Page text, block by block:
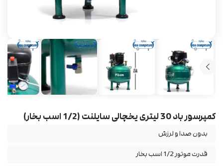
کمپرسور باد 30 لیتری یخچالی سایلنت (1/2 اسب بخار)
بدون صدا و لرزش
قدرت موتور 1/2 اسب بخار